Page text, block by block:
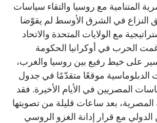
المتنامية مع روسيا والتقاء سياسات
النزاع في الشرق الأوسط لم يقوّضا
مع الولايات المتحدة والاتحاد
الحرب في أوكرانيا الحكومة
على خيط رفيع بين روسيا والغرب،
الدبلوماسية موقعًا متقدّمًا في جدول
المصريين في الأيام الأخيرة. فقد
بعد ساعات قليلة من تصويتها
مع قرار إدانة الغزو الروسي